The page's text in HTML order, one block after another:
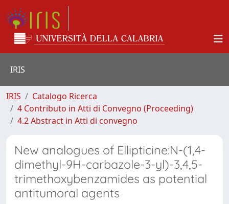
IRIS
IRIS
Catalogo Ricerca
4 Contributo in Atti di Convegno (Proceeding)
4.2 Abstract in Atti di convegno
New analogues of Ellipticine:N-(1,4-
dimethyl-9H-carbazole-3-yl)-3,4,5-
trimethoxybenzamides as potential
antitumoral agents